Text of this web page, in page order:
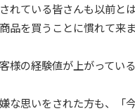
れている皆さんも以前と
品を買うことに慣れて来ま
様の経験値が上がっている
な思いをされた方も、「